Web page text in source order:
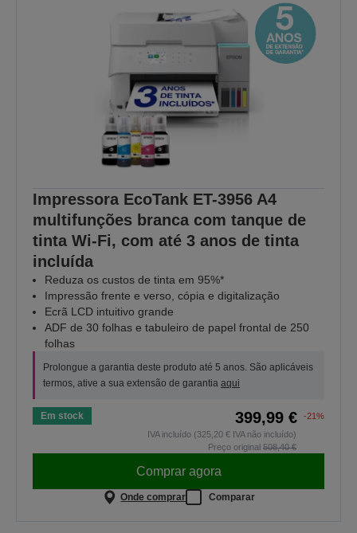
Impressora EcoTank ET-3956 A4
multifunções branca com tanque de
tinta Wi-Fi, com até 3 anos de tinta
incluída
Reduza os custos de tinta em 95%*
Impressão frente e verso, cópia e digitalização
Ecrã LCD intuitivo grande
ADF de 30 folhas e tabuleiro de papel frontal de 250
folhas
Prolongue a garantia deste produto até 5 anos. São aplicáveis
termos, ative a sua extensão de garantia aqui
Em stock 399,99 €
-21%
IVA incluído (325,20 € IVA não incluído)
Preço original 508,40 €
Comprar agora
Onde comprar Comparar